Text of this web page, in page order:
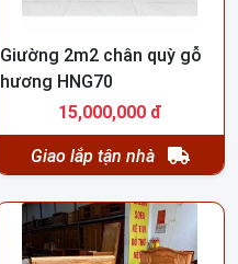
Giường 2m2 chân quỳ gỗ
hương HNG70
15,000,000 đ
Giao lắp tận nhà